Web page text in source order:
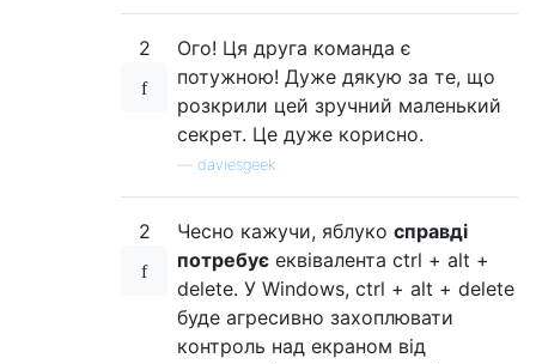
2
Ого! Ця друга команда є
потужною! Дуже дякую за те, що
розкрили цей зручний маленький
секрет. Це дуже корисно.
daviesgeek
2 Чесно кажучи, яблуко справді
потребує еквівалента ctrl + alt +
delete. У Windows, ctrl + alt + delete
буде агресивно захоплювати
контроль над екраном від